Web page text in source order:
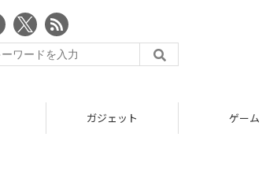
ガジェット ゲーム